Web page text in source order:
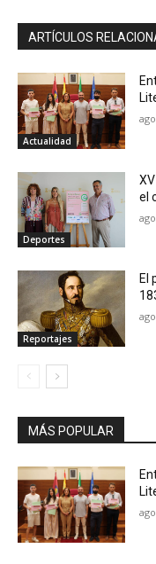
ARTÍCULOS
Actualidad
Deportes
el
Reportajes
El
MÁS POPULAR